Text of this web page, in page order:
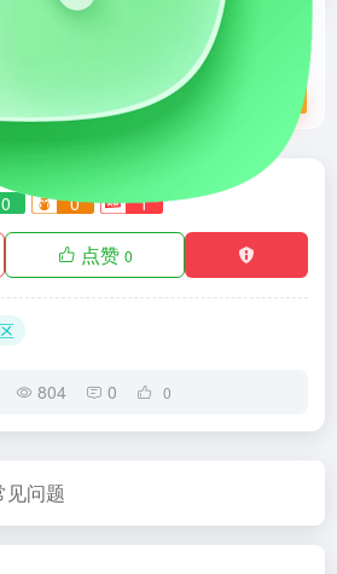
0 0 1
点赞 0
804 0 0
见问题